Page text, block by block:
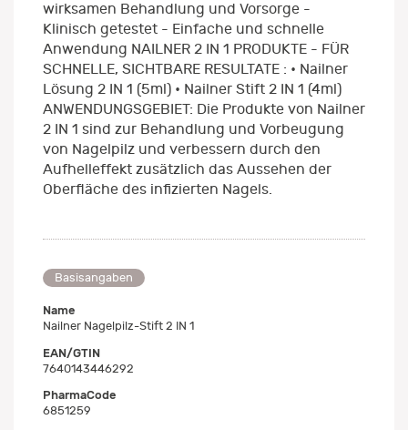
wirksamen Behandlung und Vorsorge -
Klinisch getestet - Einfache und schnelle
Anwendung NAILNER 2 IN 1 PRODUKTE - FÜR
SCHNELLE, SICHTBARE RESULTATE : • Nailner
Lösung 2 IN 1 (5ml) • Nailner Stift 2 IN 1 (4ml)
ANWENDUNGSGEBIET: Die Produkte von Nailner
2 IN 1 sind zur Behandlung und Vorbeugung
von Nagelpilz und verbessern durch den
Aufhelleffekt zusätzlich das Aussehen der
Oberfläche des infizierten Nagels.
Basisangaben
Name
Nailner Nagelpilz-Stift 2 IN 1
EAN/GTIN
7640143446292
PharmaCode
6851259